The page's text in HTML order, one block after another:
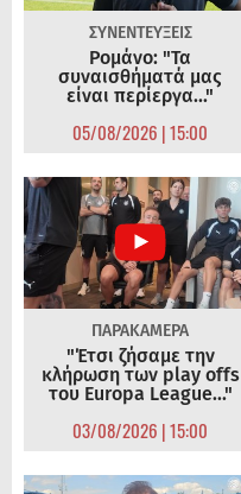
ΣΥΝΕΝΤΕΥΞΕΙΣ
Ρομάνο: "Τα
συναισθήματά μας
είναι περίεργα..."
05/08/2026 | 15:00
ΠΑΡΑΚΑΜΕΡΑ
"Έτσι ζήσαμε την
κλήρωση των play offs
του Europa League..."
03/08/2026 | 15:00